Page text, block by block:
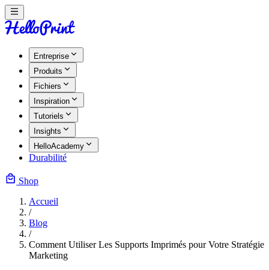
Entreprise
Produits
Fichiers
Inspiration
Tutoriels
Insights
HelloAcademy
Durabilité
Shop
Accueil
/
Blog
/
Comment Utiliser Les Supports Imprimés pour Votre Stratégie
Marketing